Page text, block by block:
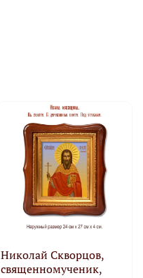
Николай Скворцов,
священномученик,